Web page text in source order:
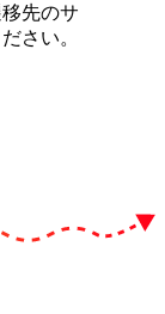
先のサ
さい。